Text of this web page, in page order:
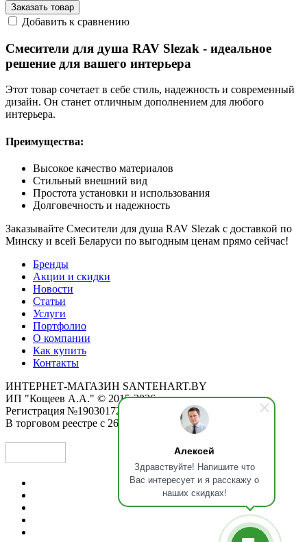
Алексей
Здравствуйте! Напишите что
Вас интересует и я расскажу о
наших скидках!
Заказать товар
Добавить к сравнению
Смесители для душа RAV Slezak - идеальное
решение для вашего интерьера
Этот товар сочетает в себе стиль, надежность и современный
дизайн. Он станет отличным дополнением для любого
интерьера.
Преимущества:
Высокое качество материалов
Стильный внешний вид
Простота установки и использования
Долговечность и надежность
Заказывайте Смесители для душа RAV Slezak с доставкой по
Минску и всей Беларуси по выгодным ценам прямо сейчас!
Бренды
Акции и скидки
Новости
Статьи
Услуги
Портфолио
О компании
Как купить
Контакты
ИНТЕРНЕТ-МАГАЗИН SANTEHART.BY
ИП "Кощеев А.А." © 2015-2026
Регистрация №190301725 от 12.02.2015
В торговом реестре с 26.11.2019